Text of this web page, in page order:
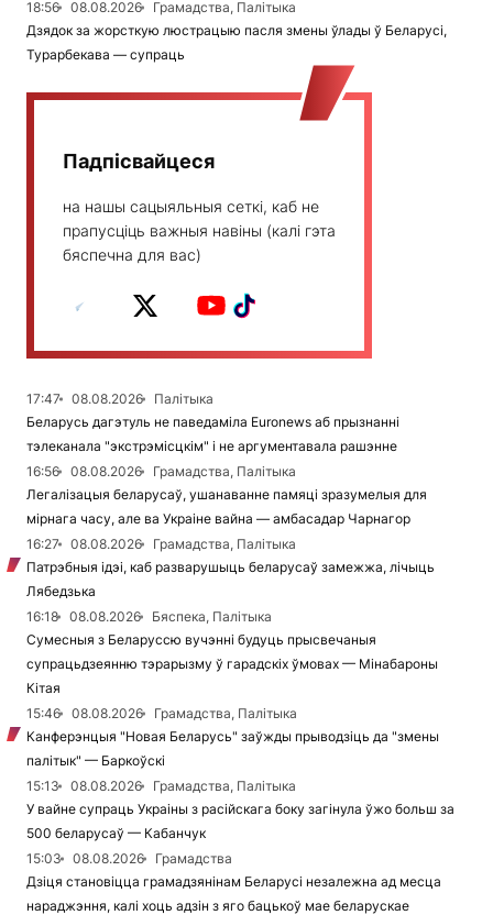
18:56 08.08.2026
Грамадства, Палітыка
Дзядок за жорсткую люстрацыю пасля змены ўлады ў Беларусі,
Турарбекава — супраць
Падпісвайцеся
на нашы сацыяльныя сеткі, каб не
прапусціць важныя навіны (калі гэта
бяспечна для вас)
17:47 08.08.2026
Палітыка
Беларусь дагэтуль не паведаміла Euronews аб прызнанні
тэлеканала "экстрэмісцкім" і не аргументавала рашэнне
16:56
08.08.2026
Грамадства, Палітыка
Легалізацыя беларусаў, ушанаванне памяці зразумелыя для
мірнага часу, але ва Украіне вайна — амбасадар Чарнагор
16:27
08.08.2026
Грамадства, Палітыка
Патрэбныя ідэі, каб разварушыць беларусаў замежжа, лічыць
Лябедзька
16:18
08.08.2026
Бяспека, Палітыка
Сумесныя з Беларуссю вучэнні будуць прысвечаныя
супрацьдзеянню тэрарызму ў гарадскіх ўмовах — Мінабароны
Кітая
15:46
08.08.2026
Грамадства, Палітыка
Канферэнцыя "Новая Беларусь" заўжды прыводзіць да "змены
палітык" — Баркоўскі
15:13
08.08.2026
Грамадства, Палітыка
У вайне супраць Украіны з расійскага боку загінула ўжо больш за
500 беларусаў — Кабанчук
15:03
08.08.2026
Грамадства
Дзіця становіцца грамадзянінам Беларусі незалежна ад месца
нараджэння, калі хоць адзін з яго бацькоў мае беларускае